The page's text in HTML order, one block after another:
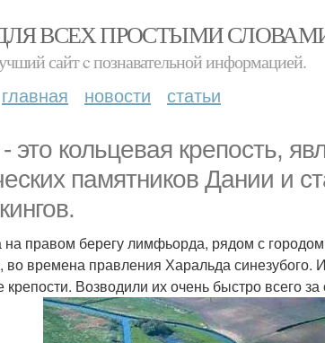
ВСЕХ ПРОСТЫМИ
сайт c познавательной информацией.
главная новости статьи
- это кольцевая крепость,
памятников Дании и
правом берегу лимфьорда, рядом с городом
во времена правления Харальда синезубого.
крепости. Возводили их очень быстро всего